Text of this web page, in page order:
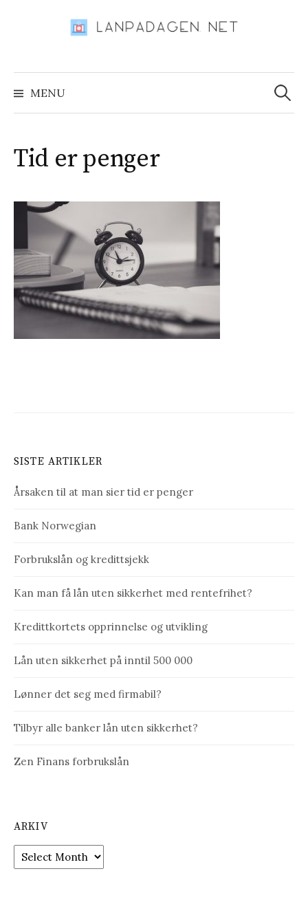
MENU
Search
for:
Tid er penger
SISTE ARTIKLER
Årsaken til at man sier tid er penger
Bank Norwegian
Forbrukslån og kredittsjekk
Kan man få lån uten sikkerhet med rentefrihet?
Kredittkortets opprinnelse og utvikling
Lån uten sikkerhet på inntil 500 000
Lønner det seg med firmabil?
Tilbyr alle banker lån uten sikkerhet?
Zen Finans forbrukslån
ARKIV
Arkiv